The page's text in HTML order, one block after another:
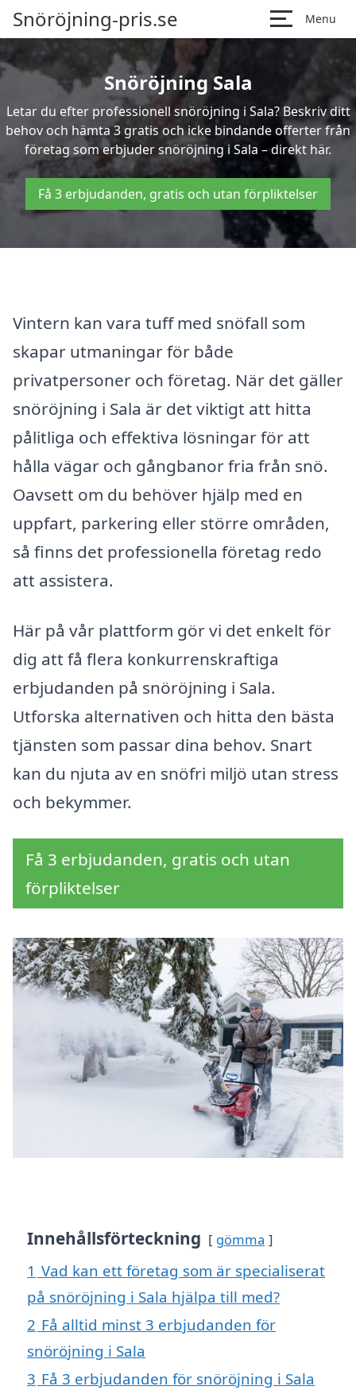
Snöröjning-pris.se Menu
Snöröjning Sala
Letar du efter professionell snöröjning i Sala? Beskriv ditt
behov och hämta 3 gratis och icke bindande offerter från
företag som erbjuder snöröjning i Sala – direkt här.
Få 3 erbjudanden, gratis och utan förpliktelser
Vintern kan vara tuff med snöfall som
skapar utmaningar för både
privatpersoner och företag. När det gäller
snöröjning i Sala är det viktigt att hitta
pålitliga och effektiva lösningar för att
hålla vägar och gångbanor fria från snö.
Oavsett om du behöver hjälp med en
uppfart, parkering eller större områden,
så finns det professionella företag redo
att assistera.
Här på vår plattform gör vi det enkelt för
dig att få flera konkurrenskraftiga
erbjudanden på snöröjning i Sala.
Utforska alternativen och hitta den bästa
tjänsten som passar dina behov. Snart
kan du njuta av en snöfri miljö utan stress
och bekymmer.
Få 3 erbjudanden, gratis och utan
förpliktelser
Innehållsförteckning gömma
1 Vad kan ett företag som är specialiserat
på snöröjning i Sala hjälpa till med?
2 Få alltid minst 3 erbjudanden för
snöröjning i Sala
3 Få 3 erbjudanden för snöröjning i Sala